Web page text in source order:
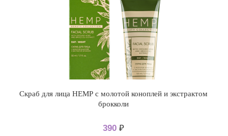
Скраб для лица НЕМР с молотой коноплей и экстрактом
брокколи
390 ₽